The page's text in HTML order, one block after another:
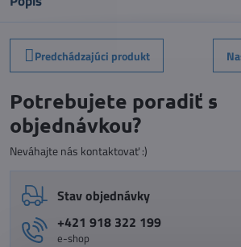
Predchádzajúci produkt
Potrebujete poradiť s
objednávkou?
Neváhajte nás kontaktovať :)
Stav objednávky
+421 918 322 199
e-shop